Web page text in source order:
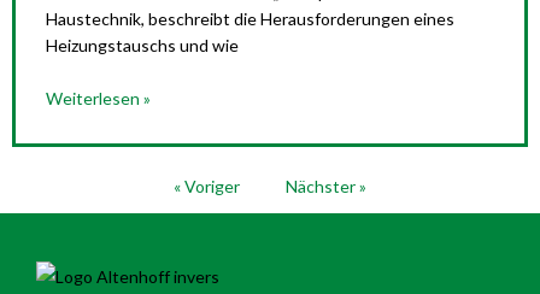
Haustechnik, beschreibt die Herausforderungen eines
Heizungstauschs und wie
Weiterlesen »
« Voriger Nächster »